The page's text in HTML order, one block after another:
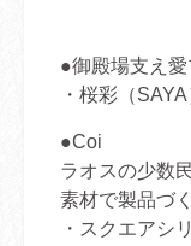
●御殿場支え愛
・桜彩（
●Coi
ラオスの少数
素材で製品づ
・スクエアシ